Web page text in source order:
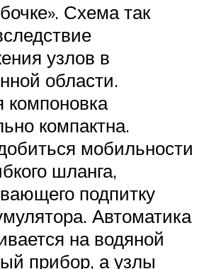
Схема так
узлов в
области.
компоновка
компактна.
мобильности
шланга,
подпитку
Автоматика
на водяной
прибор, а узлы